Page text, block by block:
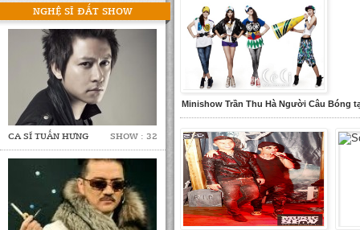
NGHỆ SĨ ĐẮT SHOW
CA SĨ TUẤN HƯNG SHOW : 32
Minishow Trần Thu Hà Người Câu Bóng